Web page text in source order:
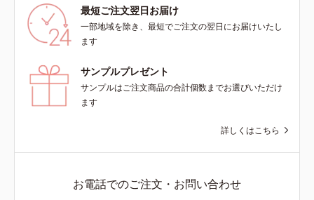
最短ご注文翌日お届け
一部地域を除き、最短でご注文の翌日にお届けいたし
ます
サンプルプレゼント
サンプルはご注文商品の合計個数までお選びいただけ
ます
詳しくはこちら
お電話でのご注文・お問い合わせ